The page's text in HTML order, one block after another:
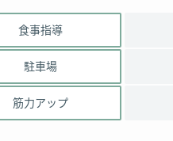
食事指導
駐車場
筋力アップ